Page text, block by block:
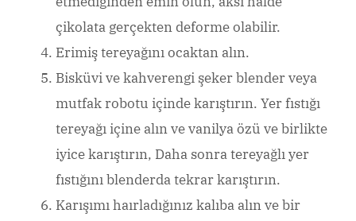
çikolata gerçekten deforme olabilir.
Erimiş tereyağını ocaktan alın.
Bisküvi ve kahverengi şeker blender veya
mutfak robotu içinde karıştırın. Yer fıstığı
tereyağı içine alın ve vanilya özü ve birlikte
iyice karıştırın, Daha sonra tereyağlı yer
fıstığını blenderda tekrar karıştırın.
Karışımı haırladığınız kalıba alın ve bir